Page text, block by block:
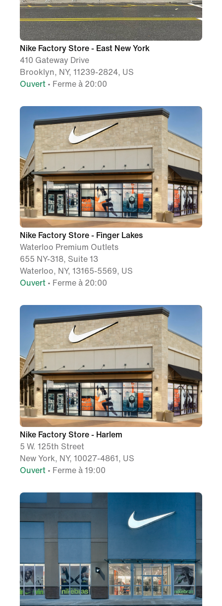
Nike Factory Store - East New York
410 Gateway Drive
Brooklyn, NY, 11239-2824, US
Ouvert • Ferme à 20:00
Nike Factory Store - Finger Lakes
Waterloo Premium Outlets
655 NY-318, Suite 13
Waterloo, NY, 13165-5569, US
Ouvert • Ferme à 20:00
Nike Factory Store - Harlem
5 W. 125th Street
New York, NY, 10027-4861, US
Ouvert • Ferme à 19:00